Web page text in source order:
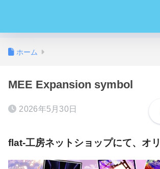
ホーム
MEE Expansion symbol
2026年5月30日
flat-工房ネットショップにて、オ